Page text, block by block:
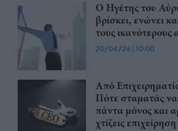
Ο Ηγέτης του
βρίσκει, ενώνει
τους ικανότερους
20/04/26 | 10:00
Από
Πότε σταματάς να
πάντα μόνος και
χτίζεις επιχείρηση